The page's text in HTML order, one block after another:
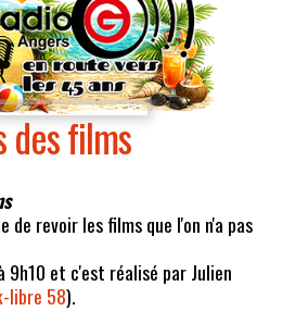
des films
de revoir les films que l'on n'a pas
9h10 et c'est réalisé par Julien
libre 58).